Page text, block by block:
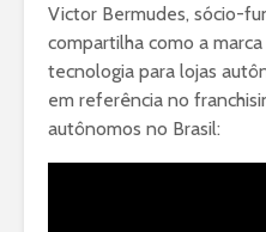
Victor Bermudes, sócio-
compartilha como a
tecnologia para lojas
em referência no
autônomos no Brasil: